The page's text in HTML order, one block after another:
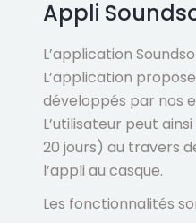
Appli
L’application
L’application
développés par nos
L’utilisateur peut
20 jours) au travers
l’appli au casque.
Les fonctionnalités